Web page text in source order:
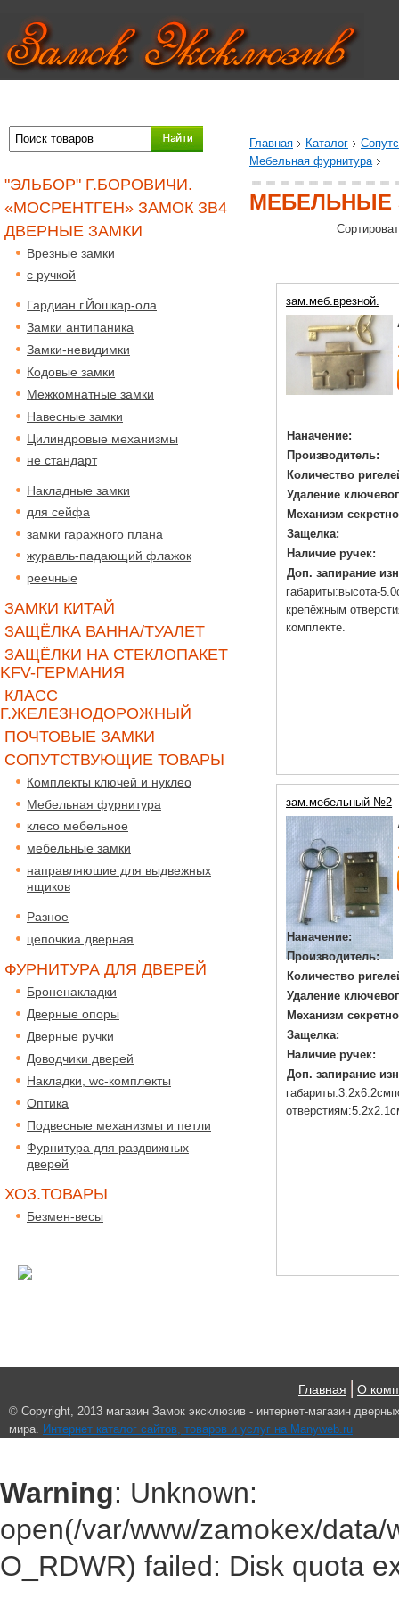
Главная Каталог
Мебельная фурнитура
"ЭЛЬБОР" Г.БОРОВИЧИ.
«МОСРЕНТГЕН» ЗАМОК ЗВ4
ДВЕРНЫЕ ЗАМКИ
Врезные замки
с ручкой
Гардиан г.Йошкар-ола
Замки антипаника
Замки-невидимки
Кодовые замки
Межкомнатные замки
Навесные замки
Цилиндровые механизмы
не стандарт
Накладные замки
для сейфа
замки гаражного плана
журавль-падающий флажок
реечные
ЗАМКИ КИТАЙ
ЗАЩЁЛКА ВАННА/ТУАЛЕТ
ЗАЩЁЛКИ НА СТЕКЛОПАКЕТ
KFV-ГЕРМАНИЯ
КЛАСС
Г.ЖЕЛЕЗНОДОРОЖНЫЙ
ПОЧТОВЫЕ ЗАМКИ
СОПУТСТВУЮЩИЕ ТОВАРЫ
Комплекты ключей и нуклео
Мебельная фурнитура
клесо мебельное
мебельные замки
направляюшие для выдвежных
ящиков
Разное
цепочкиа дверная
ФУРНИТУРА ДЛЯ ДВЕРЕЙ
Броненакладки
Дверные опоры
Дверные ручки
Доводчики дверей
Накладки, wc-комплекты
Оптика
Подвесные механизмы и петли
Фурнитура для раздвижных
дверей
ХОЗ.ТОВАРЫ
Безмен-весы
МЕБЕЛЬНЫЕ
зам.меб.врезной.
Наначение:
Производитель:
Количество
Удаление
Механизм
Защелка:
Наличие ручек:
Доп. запирание
габариты:высота-
крепёжным
комплекте.
зам.мебельный №2
Наначение:
Производитель:
Количество
Удаление
Механизм
Защелка:
Наличие ручек:
Доп. запирание
Главная О
© Сopyright, 2013 магазин Замок эксклюзив - интернет-магазин
мира. Интернет каталог сайтов, товаров и услуг на Manyweb.ru
Warning: Unknown:
open(/var/www/zamokex/
O_RDWR) failed: Disk quota